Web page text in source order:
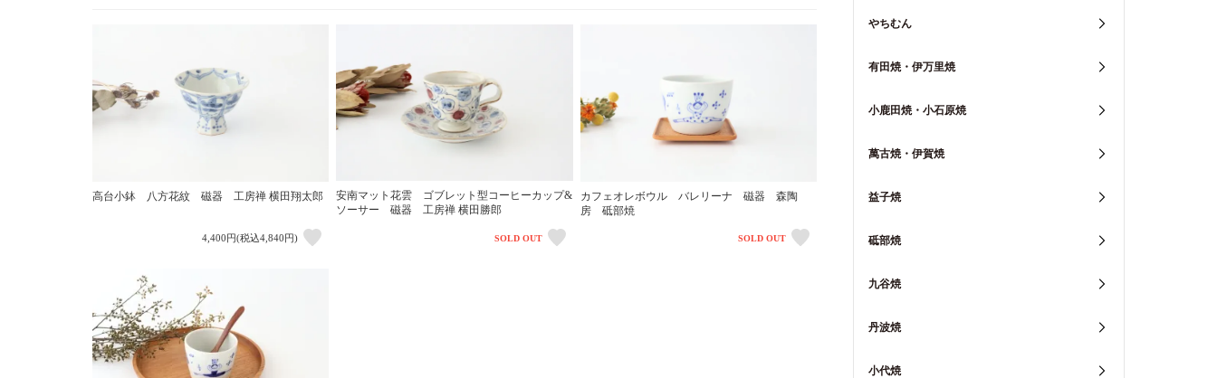
高台小鉢 八方花紋 磁器 工房禅 横田翔太郎
4,400円(税込4,840円)
安南マット花雲 ゴブレット型コーヒーカップ&
ソーサー 磁器 工房禅 横田勝郎
SOLD OUT
カフェオレボウル バレリーナ 磁器 森陶
房 砥部焼
SOLD OUT
やちむん
有田焼・伊万里焼
小鹿田焼・小石原焼
萬古焼・伊賀焼
益子焼
砥部焼
九谷焼
丹波焼
小代焼